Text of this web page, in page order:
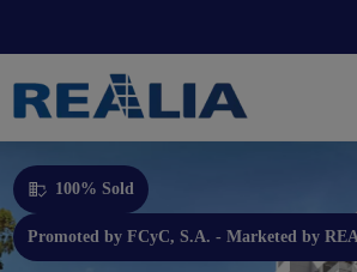
100% Sold
Promoted by FCyC, S.A. - Marketed by